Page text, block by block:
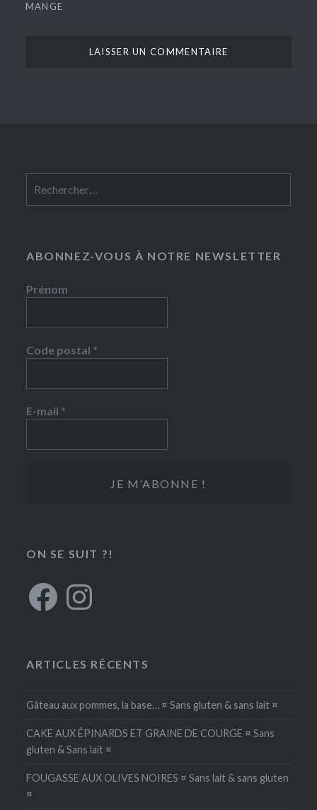
MANGE
ABONNEZ-VOUS À NOTRE NEWSLETTER
Prénom
Code postal *
E-mail *
ON SE SUIT ?!
FacebookInstagram
ARTICLES RÉCENTS
Gâteau aux pommes, la base… ¤ Sans gluten & sans lait ¤
CAKE AUX ÉPINARDS ET GRAINE DE COURGE ¤ Sans
gluten & Sans lait ¤
FOUGASSE AUX OLIVES NOIRES ¤ Sans lait & sans gluten
¤